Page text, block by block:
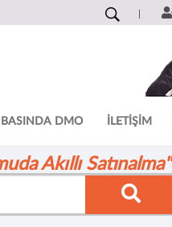
BASINDA DMO İLETİŞİM
Akıllı Satınalma"